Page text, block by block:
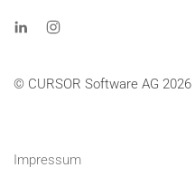
© CURSOR Software AG 2026
Impressum